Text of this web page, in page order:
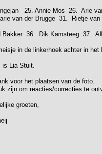
25. Annie Mos 26. Arie
van der Brugge 31. Rietje
Bakker 36. Dik Kamsteeg 37.
in de linkerhoek achter in
is Lia Stuit.
voor het plaatsen van de foto.
zijn om reacties/correcties te
groeten,